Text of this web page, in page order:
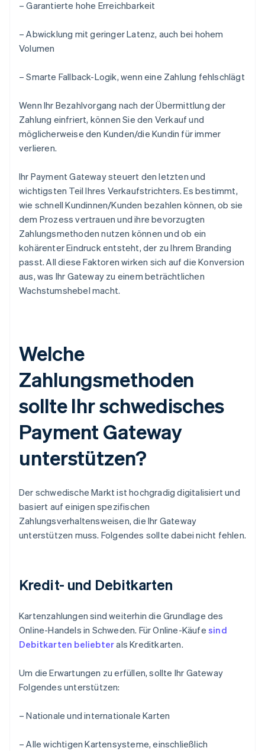
– Garantierte hohe Erreichbarkeit
– Abwicklung mit geringer Latenz, auch bei hohem
Volumen
– Smarte Fallback-Logik, wenn eine Zahlung fehlschlägt
Wenn Ihr Bezahlvorgang nach der Übermittlung der
Zahlung einfriert, können Sie den Verkauf und
möglicherweise den Kunden/die Kundin für immer
verlieren.
Ihr Payment Gateway steuert den letzten und
wichtigsten Teil Ihres Verkaufstrichters. Es bestimmt,
wie schnell Kundinnen/Kunden bezahlen können, ob sie
dem Prozess vertrauen und ihre bevorzugten
Zahlungsmethoden nutzen können und ob ein
kohärenter Eindruck entsteht, der zu Ihrem Branding
passt. All diese Faktoren wirken sich auf die Konversion
aus, was Ihr Gateway zu einem beträchtlichen
Wachstumshebel macht.
Welche
Zahlungsmethoden
sollte Ihr schwedisches
Payment Gateway
unterstützen?
Der schwedische Markt ist hochgradig digitalisiert und
basiert auf einigen spezifischen
Zahlungsverhaltensweisen, die Ihr Gateway
unterstützen muss. Folgendes sollte dabei nicht fehlen.
Kredit- und Debitkarten
Kartenzahlungen sind weiterhin die Grundlage des
Online-Handels in Schweden. Für Online-Käufesind
Debitkarten beliebterals Kreditkarten.
Um die Erwartungen zu erfüllen, sollte Ihr Gateway
Folgendes unterstützen:
– Nationale und internationale Karten
– Alle wichtigen Kartensysteme, einschließlich